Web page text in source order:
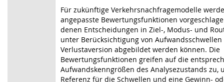
Für zukünftige Verkehrsnachfragemodelle
angepasste Bewertungsfunktionen
denen Entscheidungen in Ziel-, Modus- und
unter Berücksichtigung von
Verlustaversion abgebildet werden können. Die
Bewertungsfunktionen greifen auf die
Aufwandskenngrößen des Analysezustands zu,
Referenz für die Schwellen und eine Gewinn-